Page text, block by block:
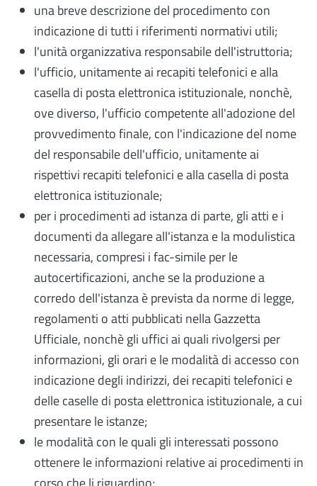
una breve descrizione del procedimento con
indicazione di tutti i riferimenti normativi utili;
l'unità organizzativa responsabile dell'istruttoria;
l'ufficio, unitamente ai recapiti telefonici e alla
casella di posta elettronica istituzionale, nonchè,
ove diverso, l'ufficio competente all'adozione del
provvedimento finale, con l'indicazione del nome
del responsabile dell'ufficio, unitamente ai
rispettivi recapiti telefonici e alla casella di posta
elettronica istituzionale;
per i procedimenti ad istanza di parte, gli atti e i
documenti da allegare all'istanza e la modulistica
necessaria, compresi i fac-simile per le
autocertificazioni, anche se la produzione a
corredo dell'istanza è prevista da norme di legge,
regolamenti o atti pubblicati nella Gazzetta
Ufficiale, nonchè gli uffici ai quali rivolgersi per
informazioni, gli orari e le modalità di accesso con
indicazione degli indirizzi, dei recapiti telefonici e
delle caselle di posta elettronica istituzionale, a cui
presentare le istanze;
le modalità con le quali gli interessati possono
ottenere le informazioni relative ai procedimenti in